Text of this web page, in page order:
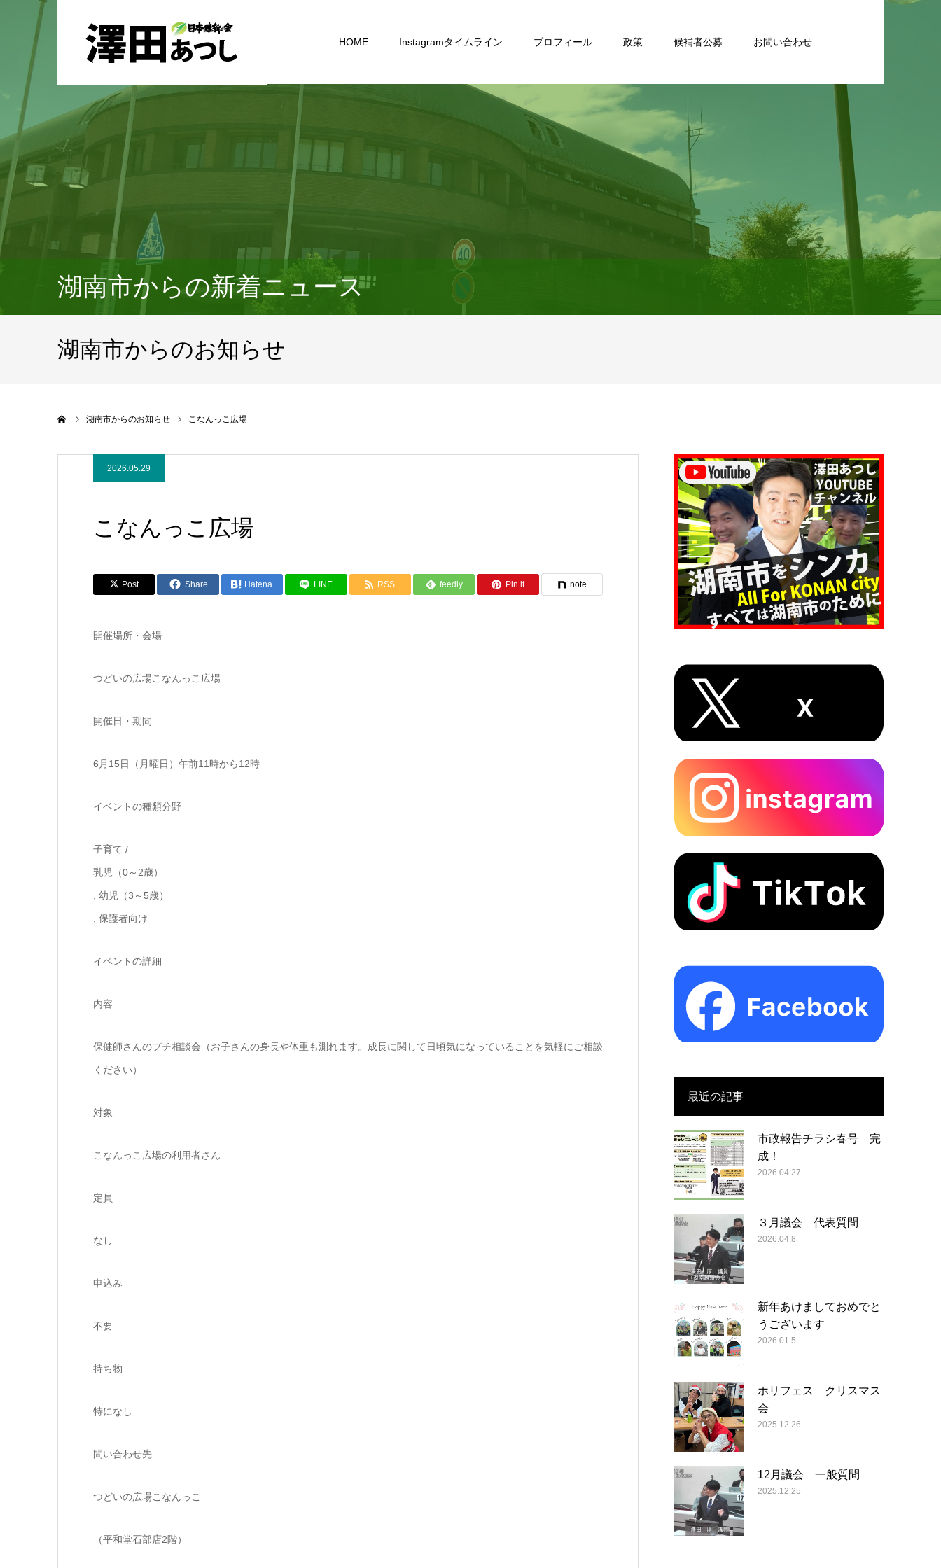
HOME Instagramタイムライン プロフィール 政策 候補者公募 お問い合わせ
湖南市からの新着ニュース
湖南市からのお知らせ
湖南市からのお知らせ こなんっこ広場
2026.05.29
こなんっこ広場
Post Share Hatena LINE RSS feedly Pin it note
開催場所・会場
つどいの広場こなんっこ広場
開催日・期間
6月15日（月曜日）午前11時から12時
イベントの種類分野
子育て /
乳児（0～2歳）
, 幼児（3～5歳）
, 保護者向け
イベントの詳細
内容
保健師さんのプチ相談会（お子さんの身長や体重も測れます。成長に関して日頃気になっていることを気軽にご相談
ください）
対象
こなんっこ広場の利用者さん
定員
なし
申込み
不要
持ち物
特になし
問い合わせ先
つどいの広場こなんっこ
（平和堂石部店2階）
最近の記事
市政報告チラシ春号 完
成！
2026.04.27
３月議会 代表質問
2026.04.8
新年あけましておめでと
うございます
2026.01.5
ホリフェス クリスマス
会
2025.12.26
12月議会 一般質問
2025.12.25